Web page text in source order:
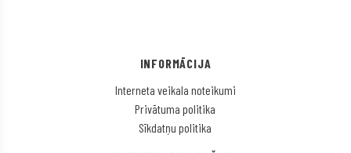
INFORMĀCIJA
Interneta veikala noteikumi
Privātuma politika
Sīkdatņu politika